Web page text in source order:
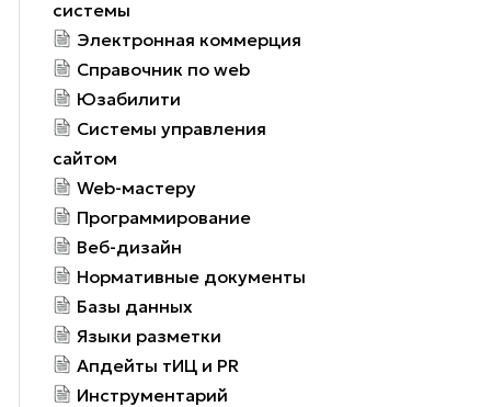
системы
Электронная коммерция
Справочник по web
Юзабилити
Системы управления
сайтом
Web-мастеру
Программирование
Веб-дизайн
Нормативные документы
Базы данных
Языки разметки
Апдейты тИЦ и PR
Инструментарий